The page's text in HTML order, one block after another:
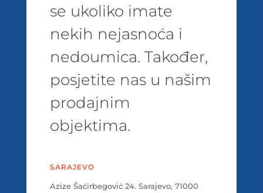
se ukoliko imate
nekih nejasnoća i
nedoumica. Također,
posjetite nas u našim
prodajnim
objektima.
SARAJEVO
Azize Šaćirbegović 24. Sarajevo, 71000